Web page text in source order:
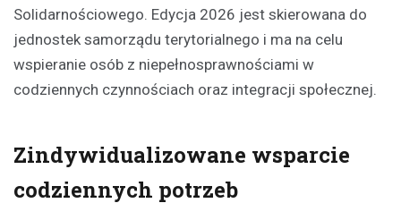
Solidarnościowego. Edycja 2026 jest skierowana do
jednostek samorządu terytorialnego i ma na celu
wspieranie osób z niepełnosprawnościami w
codziennych czynnościach oraz integracji społecznej.
Zindywidualizowane wsparcie
codziennych potrzeb